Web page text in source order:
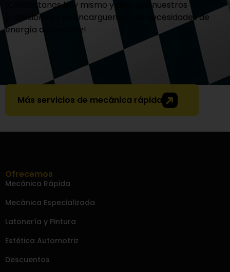
¡Contáctanos hoy mismo y deja que nuestros
profesionales se encarguen de tus necesidades de
energía automotriz!
Más servicios de mecánica rápida
Ofrecemos
Mecánica Rápida
Mecánica Especializada
Latonería y Pintura
Estética Automotriz
Descuentos